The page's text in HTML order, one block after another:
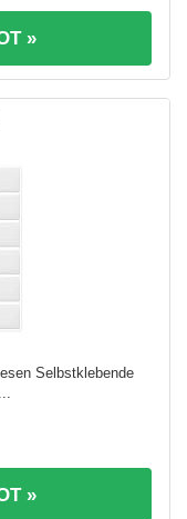
»
Selbstklebende
»